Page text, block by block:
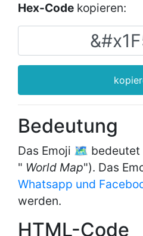
Hex-Code kopieren:
Bedeutung
Das Emoji 🗺 bedeutet
" World Map"). Das
Whatsapp und
werden.
HTML-Code